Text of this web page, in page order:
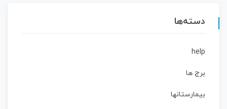
دسته‌ها
help
برج ها
بیمارستانها